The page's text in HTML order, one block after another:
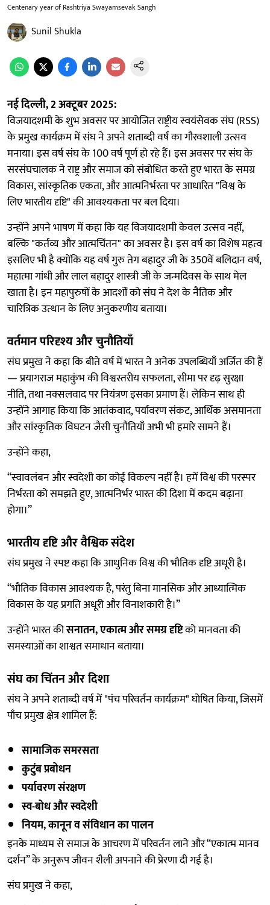
Centenary year of Rashtriya Swayamsevak Sangh
Sunil Shukla
नई दिल्ली, 2 अक्टूबर 2025:
विजयादशमी के शुभ अवसर पर आयोजित राष्ट्रीय स्वयंसेवक संघ (RSS)
के प्रमुख कार्यक्रम में संघ ने अपने शताब्दी वर्ष का गौरवशाली उत्सव
मनाया। इस वर्ष संघ के 100 वर्ष पूर्ण हो रहे हैं। इस अवसर पर संघ के
सरसंघचालक ने राष्ट्र और समाज को संबोधित करते हुए भारत के समग्र
विकास, सांस्कृतिक एकता, और आत्मनिर्भरता पर आधारित "विश्व के
लिए भारतीय दृष्टि" की आवश्यकता पर बल दिया।
उन्होंने अपने भाषण में कहा कि यह विजयादशमी केवल उत्सव नहीं,
बल्कि "कर्तव्य और आत्मचिंतन" का अवसर है। इस वर्ष का विशेष महत्व
इसलिए भी है क्योंकि यह वर्ष गुरु तेग बहादुर जी के 350वें बलिदान वर्ष,
महात्मा गांधी और लाल बहादुर शास्त्री जी के जन्मदिवस के साथ मेल
खाता है। इन महापुरुषों के आदर्शों को संघ ने देश के नैतिक और
चारित्रिक उत्थान के लिए अनुकरणीय बताया।
वर्तमान परिदृश्य और चुनौतियाँ
संघ प्रमुख ने कहा कि बीते वर्ष में भारत ने अनेक उपलब्धियाँ अर्जित की हैं
— प्रयागराज महाकुंभ की विश्वस्तरीय सफलता, सीमा पर दृढ़ सुरक्षा
नीति, तथा नक्सलवाद पर नियंत्रण इसका प्रमाण हैं। लेकिन साथ ही
उन्होंने आगाह किया कि आतंकवाद, पर्यावरण संकट, आर्थिक असमानता
और सांस्कृतिक विघटन जैसी चुनौतियाँ अभी भी हमारे सामने हैं।
उन्होंने कहा,
“स्वावलंबन और स्वदेशी का कोई विकल्प नहीं है। हमें विश्व की परस्पर
निर्भरता को समझते हुए, आत्मनिर्भर भारत की दिशा में कदम बढ़ाना
होगा।”
भारतीय दृष्टि और वैश्विक संदेश
संघ प्रमुख ने स्पष्ट कहा कि आधुनिक विश्व की भौतिक दृष्टि अधूरी है।
“भौतिक विकास आवश्यक है, परंतु बिना मानसिक और आध्यात्मिक
विकास के यह प्रगति अधूरी और विनाशकारी है।”
उन्होंने भारत कीसनातन, एकात्म और समग्र दृष्टिको मानवता की
समस्याओं का शाश्वत समाधान बताया।
संघ का चिंतन और दिशा
संघ ने अपने शताब्दी वर्ष में "पंच परिवर्तन कार्यक्रम" घोषित किया, जिसमें
पाँच प्रमुख क्षेत्र शामिल हैं:
सामाजिक समरसता
कुटुंब प्रबोधन
पर्यावरण संरक्षण
स्व-बोध और स्वदेशी
नियम, कानून व संविधान का पालन
इनके माध्यम से समाज के आचरण में परिवर्तन लाने और “एकात्म मानव
दर्शन” के अनुरूप जीवन शैली अपनाने की प्रेरणा दी गई है।
संघ प्रमुख ने कहा,